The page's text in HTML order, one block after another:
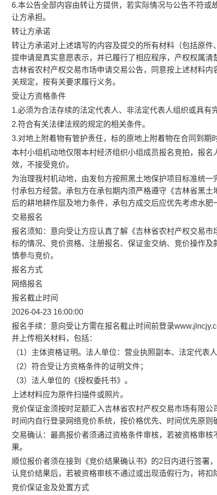
6.本公告全部内容由转让方提供，若实际情况与公告不符
让方承担。
转让方承诺
转让方承诺对上述填写的内容及提交的所有材料（包括原
提申请是真实意愿表示，并已履行了相应程序，产权权属
吉林省农村产权交易市场申请交易公告，同意按上述材料
关规定，按有关要求履行义务。
受让方资格条件
1.必须为合法存续的法定代表人、非法定代表人组织或具有
2.符合有关法律法规的规定的相关条件。
3.对地上附着物有管护责任，标的原地上附着物在合同到期
本村小组机动地仅限本村经济组织小组成员报名竞拍，报
效，不接受竞价。
为治理我村机动地，由发包方按照黑土地保护项目标准统
付承包方经营。承包方在承包期内须严格遵守《吉林省黑
后的耕地耕作层及地力条件，承包方成交后应优先考虑水肥
交易报名
报名须知：意向受让方应认真了解《吉林省农村产权交易
标的情况、竞价资格、注册报名、保证金交纳、竞价操作
慎参与竞价。
报名方式
网络报名
报名截止时间
2026-04-23 16:00:00
报名手续：意向受让方需在报名截止时间前登录
并上传相关材料，包括：
（1）主体资格证明。法人单位：营业执照副本、法定代
（2）符合受让方资格条件的证明文件；
（3）法人单位的《授权委托书》。
上述材料应为原件扫描件或照片。
竞价保证金须按时足额汇入吉林省农村产权交易市场有限
时间内自行登录网络竞价系统，按价格优先、时间优先原则
交易确认：最高报价者须通过资格条件审核，若被资格审
果。
顺位报价者须在接到《竞价结果确认书》的2日内进行签署
认竞价结果后，若被资格审核不通过或出现造假行为，将
竞价保证金及处置方式